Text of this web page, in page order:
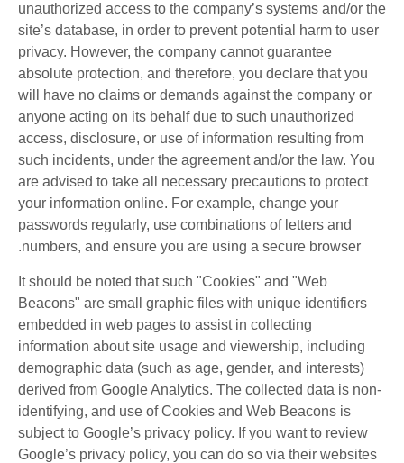
unauthorized access to the company’s systems and/or the
site’s database, in order to prevent potential harm to user
privacy. However, the company cannot guarantee
absolute protection, and therefore, you declare that you
will have no claims or demands against the company or
anyone acting on its behalf due to such unauthorized
access, disclosure, or use of information resulting from
such incidents, under the agreement and/or the law. You
are advised to take all necessary precautions to protect
your information online. For example, change your
passwords regularly, use combinations of letters and
numbers, and ensure you are using a secure browser.
It should be noted that such "Cookies" and "Web
Beacons" are small graphic files with unique identifiers
embedded in web pages to assist in collecting
information about site usage and viewership, including
demographic data (such as age, gender, and interests)
derived from Google Analytics. The collected data is non-
identifying, and use of Cookies and Web Beacons is
subject to Google’s privacy policy. If you want to review
Google’s privacy policy, you can do so via their websites